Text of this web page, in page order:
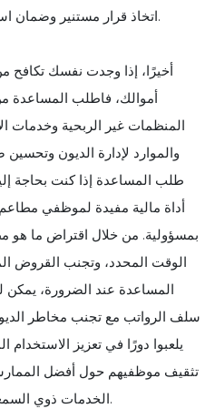
اتخاذ قرار مستنير وضمان استعدادك لإدارة القرض بمسؤولية.
أخيرًا، إذا وجدت نفسك تكافح
أموالك، فاطلب المساعدة
المنظمات غير الربحية وخدمات
والموارد لإدارة الديون
طلب المساعدة إذا كنت بحاجة
أداة مالية مفيدة لموظفي
بمسؤولية. من خلال اقتراض ما
الوقت المحدد، وتجنب القروض
المساعدة عند الضرورة، يمكن
سلف الرواتب مع تجنب مخاطر
يلعبوا دورًا في تعزيز
تثقيف موظفيهم حول أفضل
الخدمات ذوي السمعة الطيبة بشروط عادلة وشفافة.